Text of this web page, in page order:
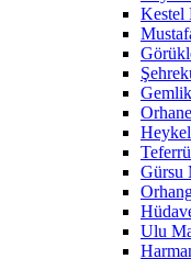
Kestel
Gürsu
Ulu